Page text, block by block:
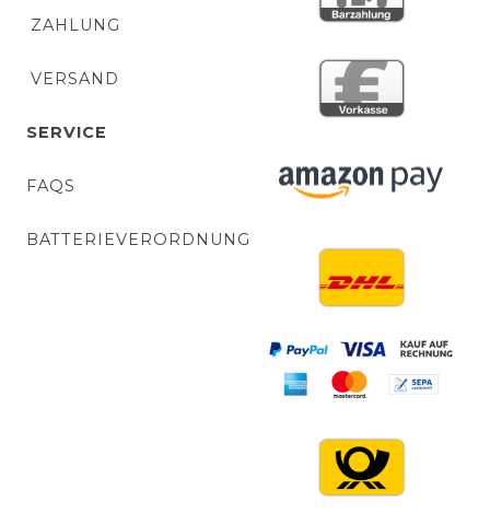
ZAHLUNG
VERSAND
SERVICE
FAQS
BATTERIEVERORDNUNG